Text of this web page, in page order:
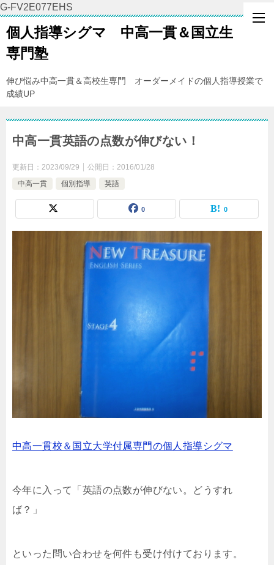
G-FV2E077EHS
個人指導シグマ 中高一貫＆国立生
専門塾
伸び悩み中高一貫＆高校生専門 オーダーメイドの個人指導授業で
成績UP
中高一貫英語の点数が伸びない！
更新日： 2023/09/29 公開日： 2016/01/28
中高一貫
個別指導 英語
0 0
中高一貫校＆国立大学付属専門の個人指導シグマ
今年に入って「英語の点数が伸びない。どうすれ
ば？」
といった問い合わせを何件も受け付けております。